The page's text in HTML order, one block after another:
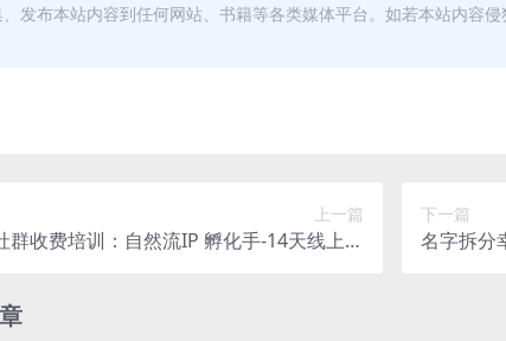
发布本站内容到任何网站、书籍等各类媒体平台。如若本站内容
上一篇
群收费培训：自然流IP 孵化手-14天线上实
下一篇
名字拆分